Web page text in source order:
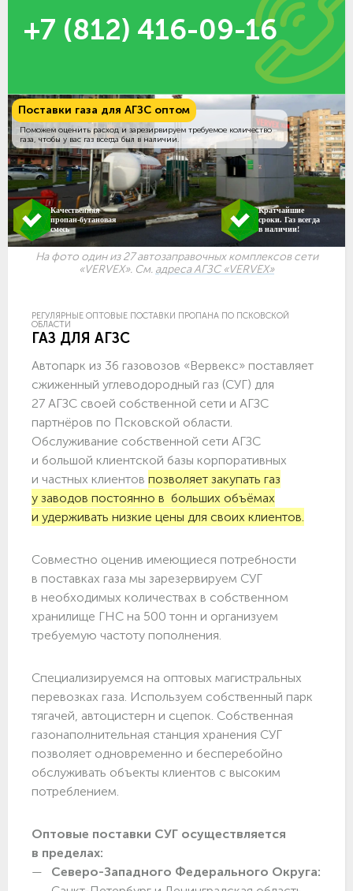
+7 (812) 416-09-16
Поставки газа для АГЗС оптом
Поможем оценить расход и зарезирвируем требуемое количество
газа, чтобы у вас газ всегда был в наличии.
Качественная
пропан-бутановая
смесь
Кратчайшие
сроки. Газ всегда
в наличии!
На фото один из 27 автозаправочных комплексов сети
«VERVEX». См. адреса АГЗС «VERVEX»
РЕГУЛЯРНЫЕ ОПТОВЫЕ ПОСТАВКИ ПРОПАНА ПО ПСКОВСКОЙ
ОБЛАСТИ
ГАЗ ДЛЯ АГЗС
Автопарк из 36 газовозов «Вервекс» поставляет
сжиженный углеводородный газ (СУГ) для
27 АГЗС своей собственной сети и АГЗС
партнёров по Псковской области.
Обслуживание собственной сети АГЗС
и большой клиентской базы корпоративных
и частных клиентов позволяет закупать газ
у заводов постоянно в больших объёмах
и удерживать низкие цены для своих клиентов.
Совместно оценив имеющиеся потребности
в поставках газа мы зарезервируем СУГ
в необходимых количествах в собственном
хранилище ГНС на 500 тонн и организуем
требуемую частоту пополнения.
Специализируемся на оптовых магистральных
перевозках газа. Используем собственный парк
тягачей, автоцистерн и сцепок. Собственная
газонаполнительная станция хранения СУГ
позволяет одновременно и бесперебойно
обслуживать объекты клиентов с высоким
потреблением.
Оптовые поставки СУГ осуществляется
в пределах:
Северо-Западного Федерального Округа: